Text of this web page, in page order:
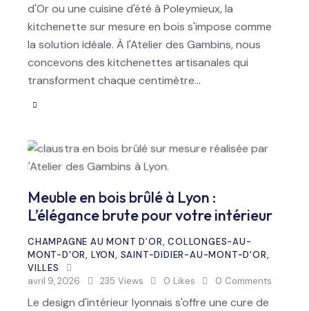
d'Or ou une cuisine d'été à Poleymieux, la
kitchenette sur mesure en bois s'impose comme
la solution idéale. À l'Atelier des Gambins, nous
concevons des kitchenettes artisanales qui
transforment chaque centimètre…
Meuble en bois brûlé à Lyon :
L’élégance brute pour votre intérieur
CHAMPAGNE AU MONT D’OR,COLLONGES-AU-
MONT-D'OR, LYON, SAINT-DIDIER-AU-MONT-D'OR,
VILLES
avril 9, 2026
235 Views 0 Likes 0 Comments
Le design d'intérieur lyonnais s'offre une cure de